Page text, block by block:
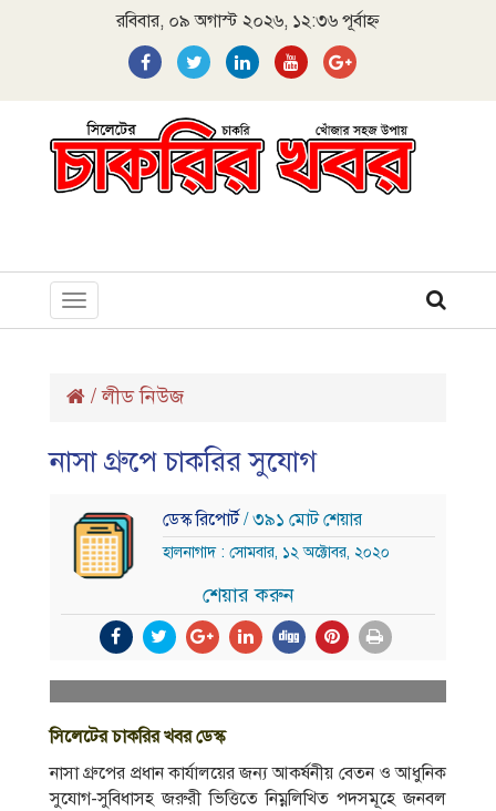
রবিবার, ০৯ অগাস্ট ২০২৬, ১২:৩৬ পূর্বাহ্ন
Toggle
navigation
/লীড নিউজ
নাসা গ্রুপে চাকরির সুযোগ
ডেস্ক রিপোর্ট/ ৩৯১ মোট শেয়ার
হালনাগাদ : সোমবার, ১২ অক্টোবর, ২০২০
শেয়ার করুন
সিলেটের চাকরির খবর ডেস্ক
নাসা গ্রুপের প্রধান কার্যালয়ের জন্য আকর্ষনীয় বেতন ও আধুনিক
সুযােগ-সুবিধাসহ জরুরী ভিত্তিতে নিম্নলিখিত পদসমূহে জনবল